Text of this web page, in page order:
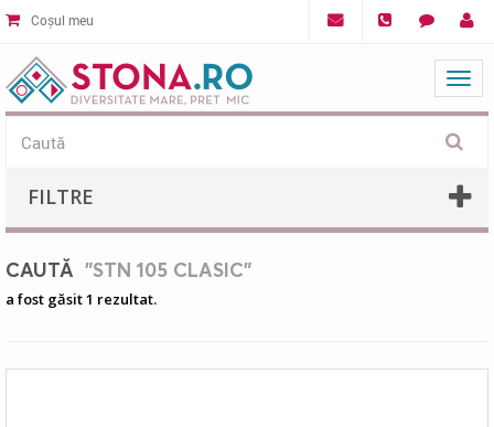
Coșul meu
FILTRE
CAUTĂ "STN 105 CLASIC"
a fost găsit 1 rezultat.